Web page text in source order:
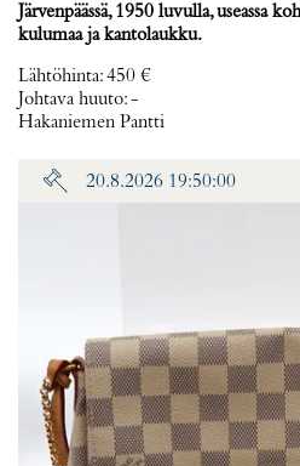
Järvenpäässä, 1950 luvulla, useassa
kulumaa ja kantolaukku.
Lähtöhinta:450 €
Johtava huuto:-
Hakaniemen Pantti
20.8.2026 19:50:00